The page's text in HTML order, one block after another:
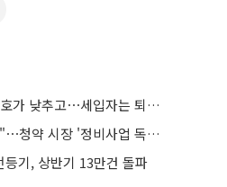
집주인 초고가 주택 수억 호가 낮추고⋯세입자는 퇴거 위기
"완성된 인프라에 몰린다"⋯청약 시장 '정비사업 독주' 42배 격차
기, 상반기 13만건 돌파